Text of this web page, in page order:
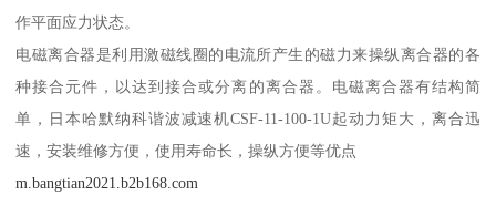
作平面应力状态。
电磁离合器是利用激磁线圈的电流所产生的磁力来操纵离合器的各
种接合元件，以达到接合或分离的离合器。电磁离合器有结构简
单，日本哈默纳科谐波减速机CSF-11-100-1U起动力矩大，离合迅
速，安装维修方便，使用寿命长，操纵方便等优点
m.bangtian2021.b2b168.com